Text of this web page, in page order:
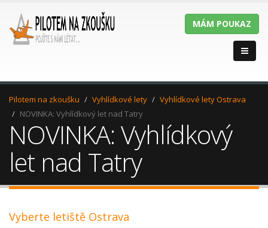
MÁM POUKAZ
Pilotem na zkoušku Vyhlídkové lety
Vyhlídkové lety Ostrava
NOVINKA: Vyhlídkový let nad Tatry
NOVINKA: Vyhlídkový
let nad Tatry
Vyberte letiště Ostrava